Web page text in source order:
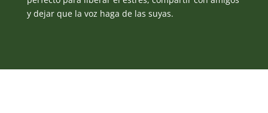
y dejar que la voz haga de las suyas.